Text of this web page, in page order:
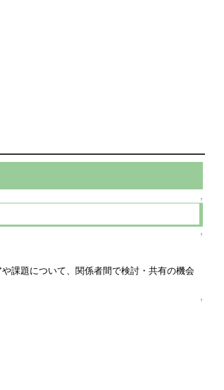
↑
↑
課題について、関係者間で検討・共有の機会
↑